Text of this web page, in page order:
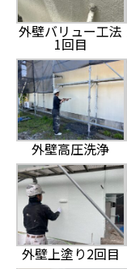
外壁バリュー工法
1回目
外壁高圧洗浄
外壁上塗り2回目